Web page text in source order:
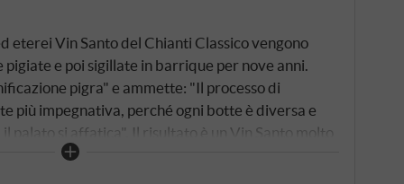
eterei Vin Santo del Chianti Classico vengono
e poi sigillate in barrique per nove anni.
pigra" e ammette: "Il processo di
più impegnativa, perché ogni botte è diversa e
palato si affatica". Il risultato è un Vin Santo molto
di frutta candita, miele e spezie dolci.